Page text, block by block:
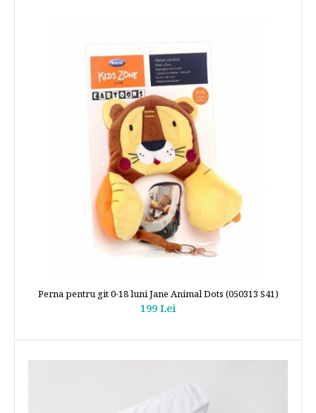
Perna pentru git 0-18 luni Jane Animal Dots (050313 S41)
199 Lei